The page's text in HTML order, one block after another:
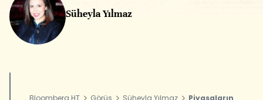
Süheyla Yılmaz
Bloomberg HT Görüş Süheyla Yılmaz
Piyasaların